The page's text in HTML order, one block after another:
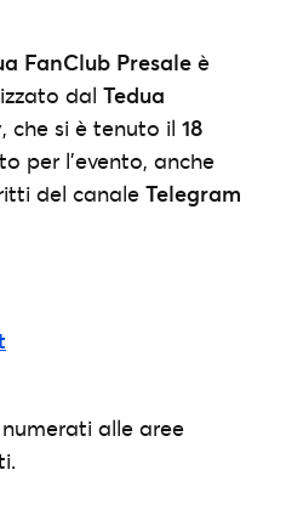
FanClub Presale è
dal Tedua
, che si è tenuto il 18
per l’evento, anche
del canale Telegram
alle aree